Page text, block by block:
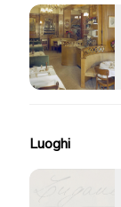
Luoghi